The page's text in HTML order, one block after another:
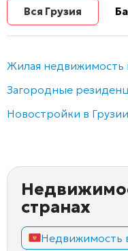
Вся Грузия
Жилая недвижимость
Загородные
Новостройки в Грузии
странах
Недвижимость